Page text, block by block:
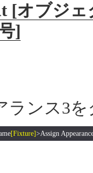
[オブジ
]
ランス3
[Fixture]>Assign